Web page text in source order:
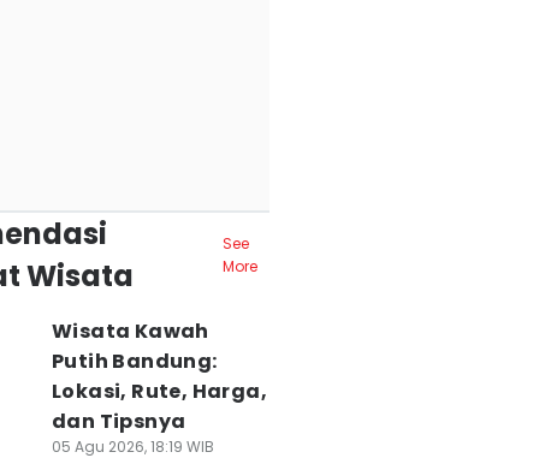
Wisata
See
More
Wisata Kawah
Putih Bandung:
Lokasi, Rute, Harga,
dan Tipsnya
05 Agu 2026, 18:19 WIB